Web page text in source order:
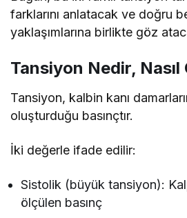
farklarını anlatacak ve doğru
yaklaşımlarına birlikte göz
Tansiyon Nedir, Nasıl
Tansiyon, kalbin kanı
oluşturduğu basınçtır.
İki değerle ifade edilir:
Sistolik (büyük tansiyon):
ölçülen basınç